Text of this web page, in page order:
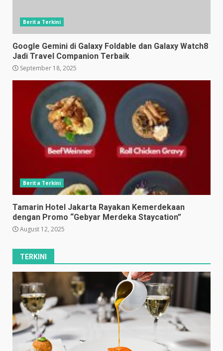
Berita Terkini
Google Gemini di Galaxy Foldable dan Galaxy Watch8
Jadi Travel Companion Terbaik
September 18, 2025
Berita Terkini
Tamarin Hotel Jakarta Rayakan Kemerdekaan
dengan Promo “Gebyar Merdeka Staycation”
August 12, 2025
TERKINI